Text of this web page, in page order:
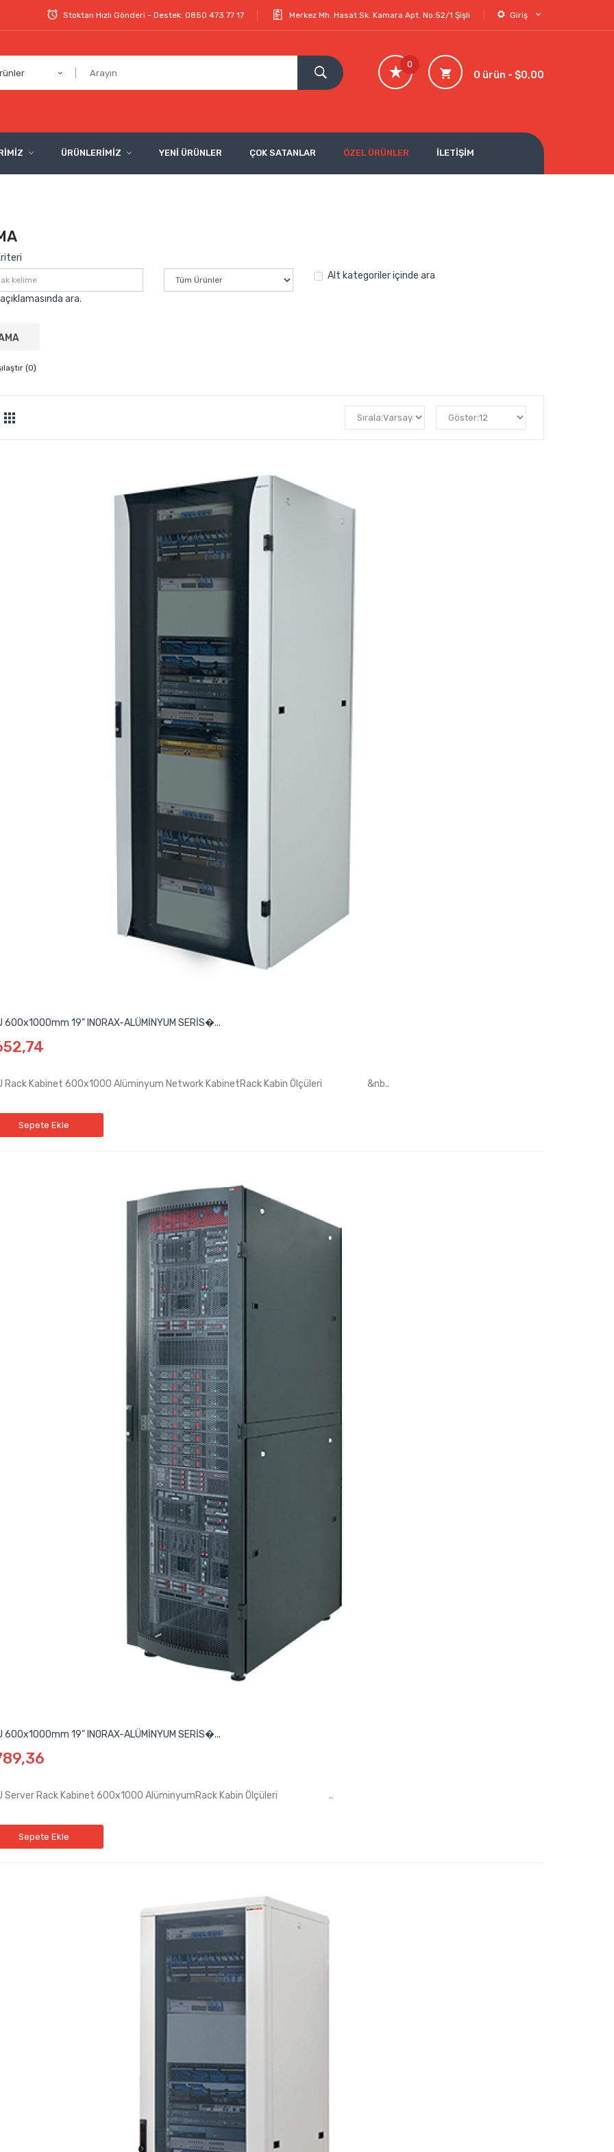
Giriş
Stoktan Hızlı Gönderi - Destek: 0850 473 77 17 Merkez Mh. Hasat Sk. Kamara Apt. No:52/1 Şişli
0 ürün - $0,00
0
ÜRÜNLERİMİZ YENİ ÜRÜNLER ÇOK SATANLAR ÖZEL ÜRÜNLER İLETİŞİM
Alt kategoriler içinde ara
ara.
(0)
600x1000mm 19" INORAX-ALÜMİNYUM SERİS�...
Rack Kabinet 600x1000 Alüminyum Network KabinetRack Kabin Ölçüleri &nb..
Sepete Ekle
600x1000mm 19" INORAX-ALÜMİNYUM SERİS�...
Server Rack Kabinet 600x1000 AlüminyumRack Kabin Ölçüleri ..
Sepete Ekle